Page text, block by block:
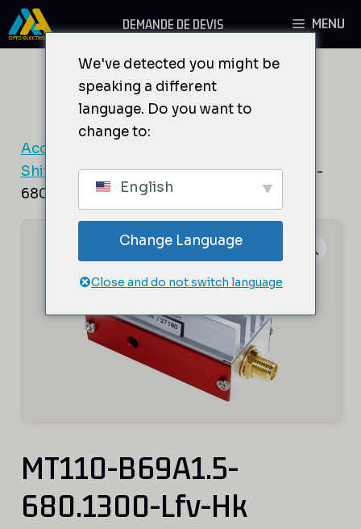
Aller
au
MENU
DEMANDE DE DEVIS
Accueil
Shifters de fréquence fixe/ MT110-B69A1.5-
680.1300-Lfv-Hk
MT110-B69A1.5-
680.1300-Lfv-Hk
We've detected you might be
speaking a different
language. Do you want to
change to:
English
Change Language
Close and do not switch language